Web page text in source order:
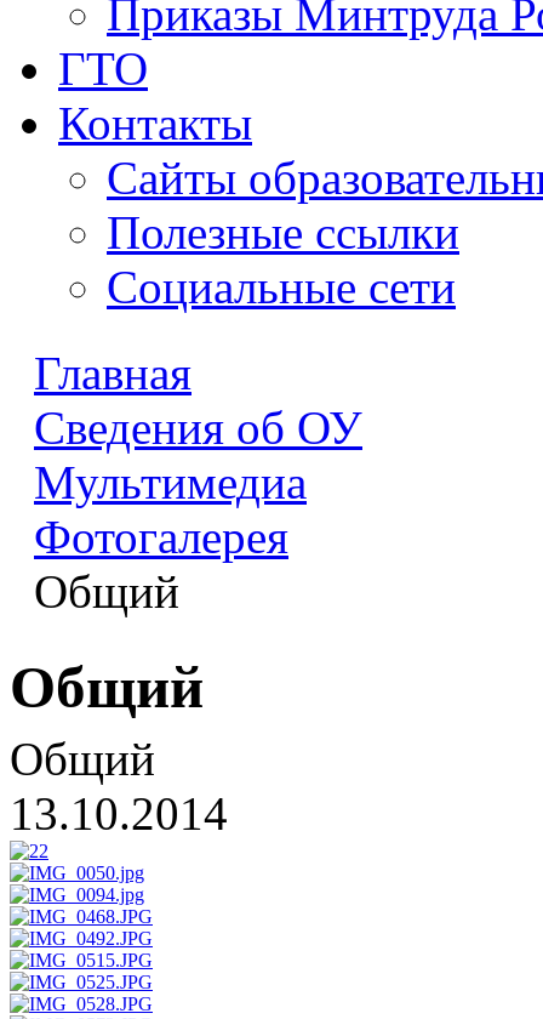
Приказы Минтруда
ГТО
Контакты
Сайты
Полезные ссылки
Социальные сети
Главная
Сведения об ОУ
Мультимедиа
Фотогалерея
Общий
Общий
Общий
13.10.2014